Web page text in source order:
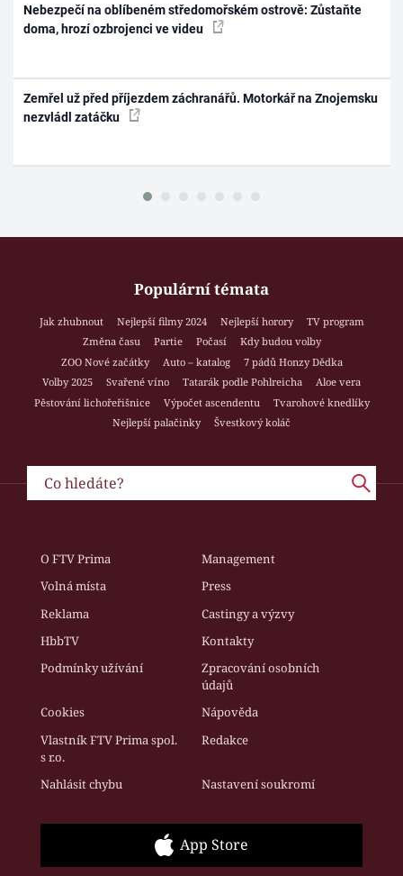
Nebezpečí na oblíbeném středomořském ostrově: Zůstaňte
doma, hrozí ozbrojenci ve videu
Zemřel už před příjezdem záchranářů. Motorkář na Znojemsku
nezvládl zatáčku
Populární témata
Jak zhubnout Nejlepší filmy 2024 Nejlepší horory
TV program
Změna času
Partie Počasí
Kdy budou volby
ZOO Nové začátky
Auto – katalog
7 pádů Honzy Dědka
Volby 2025
Svařené víno Tatarák podle Pohlreicha
Aloe vera
Pěstování lichořeřišnice
Výpočet ascendentu
Tvarohové knedlíky
Nejlepší palačinky
Švestkový koláč
O FTV Prima
Management
Volná místa
Press
Reklama
Castingy a výzvy
HbbTV
Kontakty
Podmínky užívání
Zpracování osobních
údajů
Cookies
Nápověda
Vlastník FTV Prima spol.
s r.o.
Redakce
Nahlásit chybu Nastavení soukromí
App Store